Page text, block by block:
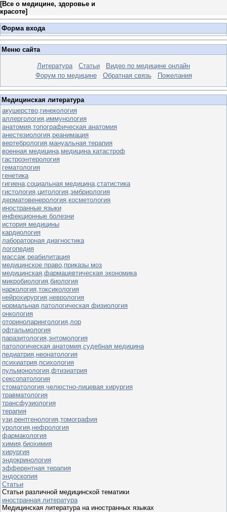
[Все о медицине, здоровье и
красоте]
Форма входа
Меню сайта
Литература Статьи
Видео по медицине онлайн
Форум по медицине
Обратная связь Пожелания
Медицинская литература
акушерство,гинекология
аллергология,иммунология
анатомия,топографическая анатомия
анестезиология,реанимация
вертебрология,мануальная терапия
военная медицина,медицина катастроф
гастроэнтерология
гематология
генетика
гигиена,социальная медицина,статистика
гистология,цитология,эмбриология
дерматовенерология,косметология
иностранные языки
инфекционные болезни
история медицины
кардиология
лабораторная диагностика
логопедия
массаж,реабилитация
медицинское право,приказы моз
медицинская,фармацевтическая экономика
микробиология,биология
наркология,токсикология
нейрохирургия,неврология
нормальная,патологическая физиология
онкология
оториноларингология,лор
офтальмология
паразитология,энтомология
патологическая анатомия,судебная медицина
педиатрия,неонатология
психиатрия,психология
пульмонология,фтизиатрия
сексопатология
стоматология,челюстно-лицевая хирургия
травматология
трансфузиология
терапия
узи,рентгенология,томография
урология,нефрология
фармакология
химия,биохимия
хирургия
эндокринология
эфферентная терапия
эндоскопия
Статьи
Статьи различной медицинской тематики
иностранная литература
Медицинская литература на иностранных языках